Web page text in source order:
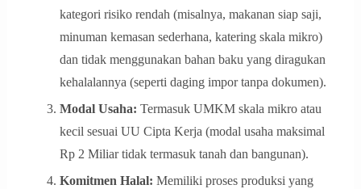
kategori risiko rendah (misalnya, makanan siap saji,
minuman kemasan sederhana, katering skala mikro)
dan tidak menggunakan bahan baku yang diragukan
kehalalannya (seperti daging impor tanpa dokumen).
Modal Usaha: Termasuk UMKM skala mikro atau
kecil sesuai UU Cipta Kerja (modal usaha maksimal
Rp 2 Miliar tidak termasuk tanah dan bangunan).
Komitmen Halal: Memiliki proses produksi yang